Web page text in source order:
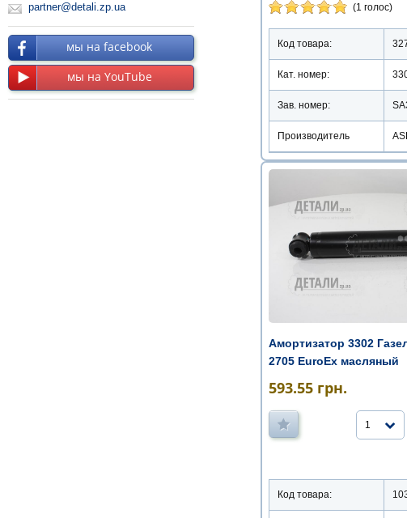
(1 голос)
Код товара:
Кат. номер:
Зав. номер:
Производитель
Амортизатор 3302
2705 EuroEx масляный
593.55 грн.
1
Код товара:
partner@detali.zp.ua
мы на facebook
мы на YouTube